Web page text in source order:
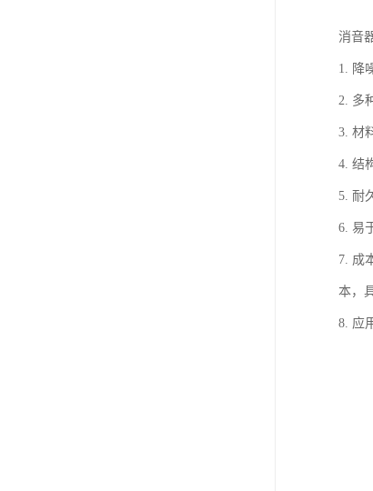
消音
1. 降
2. 多
3. 材
4. 结
5. 耐
6. 易
7. 成
本，
8. 应